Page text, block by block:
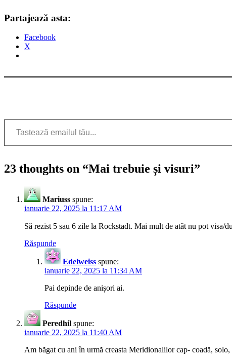
Partajează asta:
Facebook
X
Tastează emailul tău...
23 thoughts on “Mai trebuie și visuri”
Mariuss spune:
ianuarie 22, 2025 la 11:17 AM
Să rezist 5 sau 6 zile la Rockstadt. Mai mult de atât nu pot visa/
Răspunde
Edelweiss spune:
ianuarie 22, 2025 la 11:34 AM
Pai depinde de anișori ai.
Răspunde
Peredhil spune:
ianuarie 22, 2025 la 11:40 AM
Am băgat cu ani în urmă creasta Meridionalilor cap- coadă,